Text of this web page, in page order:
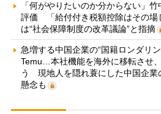
「何がやりたいのか分からない」
評価 「給付付き税額控除はその場
は“社会保障制度の改革議論”と指摘
急増する中国企業の“国籍ロンダリ
Temu…本社機能を海外に移転させ
う 現地人を隠れ蓑にした中国企業
懸念も